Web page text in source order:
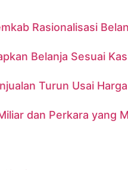
Rasionalisasi
Belanja Sesuai
Turun Usai
dan Perkara yang